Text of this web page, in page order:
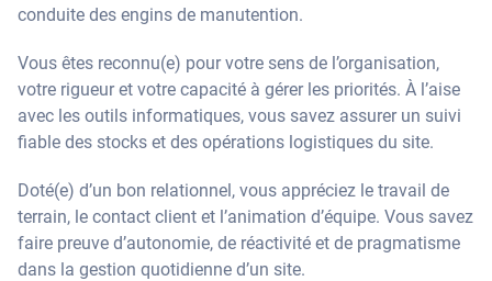
conduite des engins de manutention.
Vous êtes reconnu(e) pour votre sens de l’organisation,
votre rigueur et votre capacité à gérer les priorités. À l’aise
avec les outils informatiques, vous savez assurer un suivi
fiable des stocks et des opérations logistiques du site.
Doté(e) d’un bon relationnel, vous appréciez le travail de
terrain, le contact client et l’animation d’équipe. Vous savez
faire preuve d’autonomie, de réactivité et de pragmatisme
dans la gestion quotidienne d’un site.